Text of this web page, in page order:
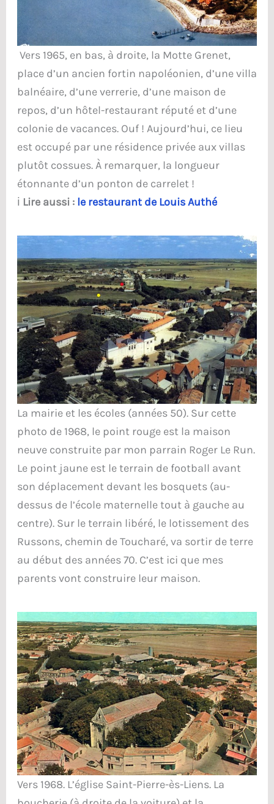
Vers 1965, en bas, à droite, la Motte Grenet,
place d’un ancien fortin napoléonien, d’une villa
balnéaire, d’une verrerie, d’une maison de
repos, d’un hôtel-restaurant réputé et d’une
colonie de vacances. Ouf ! Aujourd’hui, ce lieu
est occupé par une résidence privée aux villas
plutôt cossues. À remarquer, la longueur
étonnante d’un ponton de carrelet !
ℹ️ Lire aussi : le restaurant de Louis Authé
La mairie et les écoles (années 50). Sur cette
photo de 1968, le point rouge est la maison
neuve construite par mon parrain Roger Le Run.
Le point jaune est le terrain de football avant
son déplacement devant les bosquets (au-
dessus de l’école maternelle tout à gauche au
centre). Sur le terrain libéré, le lotissement des
Russons, chemin de Toucharé, va sortir de terre
au début des années 70. C’est ici que mes
parents vont construire leur maison.
Vers 1968. L’église Saint-Pierre-ès-Liens. La